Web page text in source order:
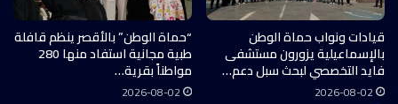
قيادات ونواب حماة الوطن
بالإسماعيلية يزورون مستشفى
فايد التخصصي لبحث سبل دعم…
2026-08-02
“حماة الوطن” بالأقصر ينظم قافلة
طبية مجانية استفاد منها 280
مواطناً بقرية…
2026-08-02